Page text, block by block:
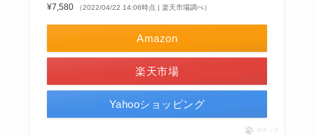
¥7,580 （2022/04/22 14:06時点 | 楽天市場調べ）
Amazon
楽天市場
Yahooショッピング
ポチップ